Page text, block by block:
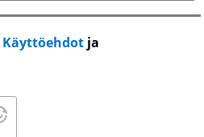
Käyttöehdot ja